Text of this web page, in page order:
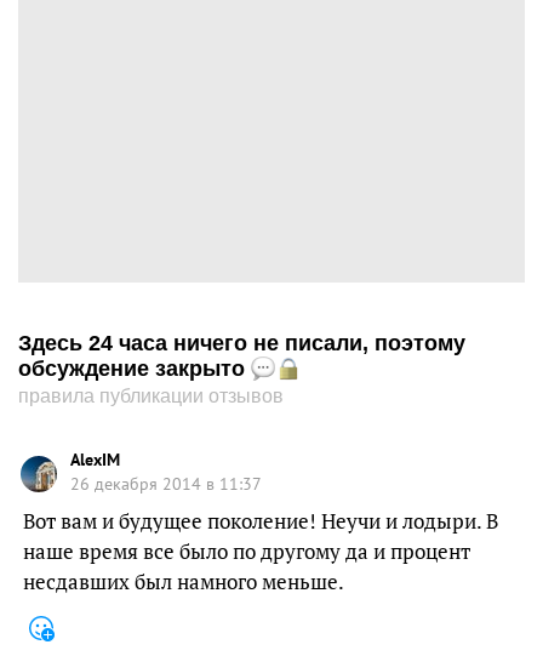
Здесь 24 часа ничего не писали, поэтому
обсуждение закрыто
правила публикации отзывов
AlexIM
26 декабря 2014 в 11:37
Вот вам и будущее поколение! Неучи и лодыри. В
наше время все было по другому да и процент
несдавших был намного меньше.